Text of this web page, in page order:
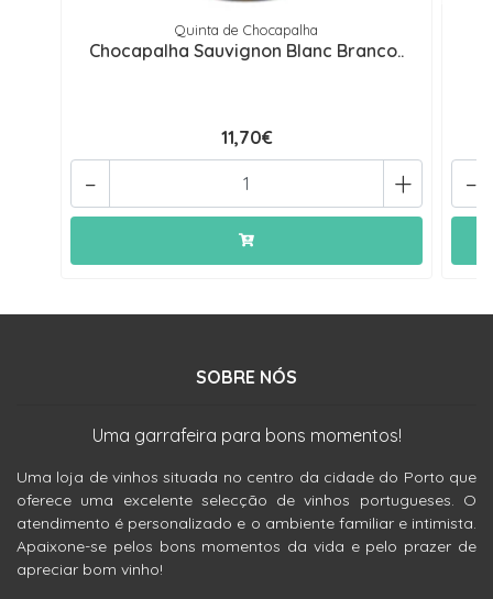
Quinta de Chocapalha
Chocapalha Sauvignon Blanc Branco..
11,70€
+
- -
SOBRE NÓS
Uma garrafeira para bons momentos!
Uma loja de vinhos situada no centro da cidade do Porto que
oferece uma excelente selecção de vinhos portugueses. O
atendimento é personalizado e o ambiente familiar e intimista.
Apaixone-se pelos bons momentos da vida e pelo prazer de
apreciar bom vinho!